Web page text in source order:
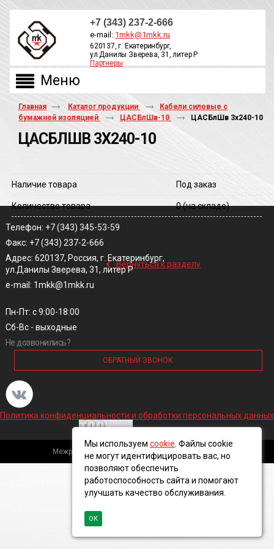
+7 (343) 237-2-666
e-mail: 1mkk@1mkk.ru
620137, г. Екатеринбург,
ул.Данилы Зверева, 31, литер Р
Партнеры
Главная Каталог продукции
Кабели силовые с
бумажной изоляцией
ЦАСБлШв-10 ЦАСБлШв 3х240-10
ЦАСБЛШВ 3Х240-10
Наличие товара Под заказ
Количество товара 0(на складе)
‹ Вернуться к разделу
Телефон: +7 (343) 345-53-59
Факс: +7 (343) 237-2-666
Адрес: 620137, Россия, г. Екатеринбург,
ул.Данилы Зверева, 31, литер Р
e-mail: 1mkk@1mkk.ru
Пн-Пт: с 9:00-18:00
Сб-Вс - выходные
Не дозвонились?
ОБРАТНЫЙ ЗВОНОК
Политика конфиденциальности и обработки персональных данных
Межрегиональная кабельная компания, 2016 ©
Мы используем cookie . Файлы cookie
не могут идентифицировать вас, но
позволяют обеспечить
работоспособность сайта и помогают
улучшать качество обслуживания.
ОК